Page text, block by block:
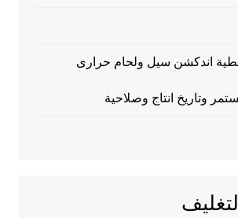
اندكشن سيل ولحام حرارى
وتاريخ انتاج وصلاحية